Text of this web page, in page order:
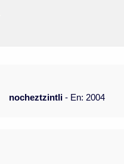
nocheztzintli- En: 2004